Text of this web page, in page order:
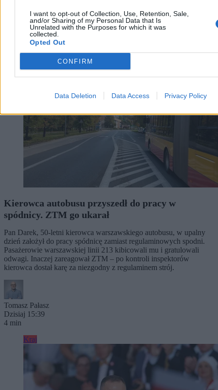
I want to opt-out of Collection, Use, Retention, Sale,
and/or Sharing of my Personal Data that Is
Unrelated with the Purposes for which it was
collected.
Opted Out
CONFIRM
Data Deletion Data Access Privacy Policy
dezinformacjaIranIzrael propagandaStany Zjednoczone
Zobacz również
Kierowca autobusu przyszedł do pracy w
spódnicy. ZTM go ukarał
Pan Darek, 50-letni kierowca warszawskiego autobusu, w upalny
dzień założył do pracy spódnicę zamiast regulaminowych spodni.
Pasażerowie warszawskiej linii 213 kibicowali mu i gratulowali
odwagi. Inaczej zareagował ZTM – po kontroli inspektorów
kierowca dostał karę za niezgodny z regulaminem strój.
Tomasz Pałasz
Dzisiaj 15:39
4 min
Kraj